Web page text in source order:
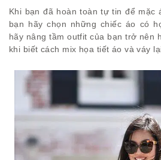
Khi bạn đã hoàn toàn tự tin để mặc
bạn hãy chọn những chiếc áo có
hãy nâng tầm outfit của bạn trở nên
khi biết cách mix họa tiết áo và váy